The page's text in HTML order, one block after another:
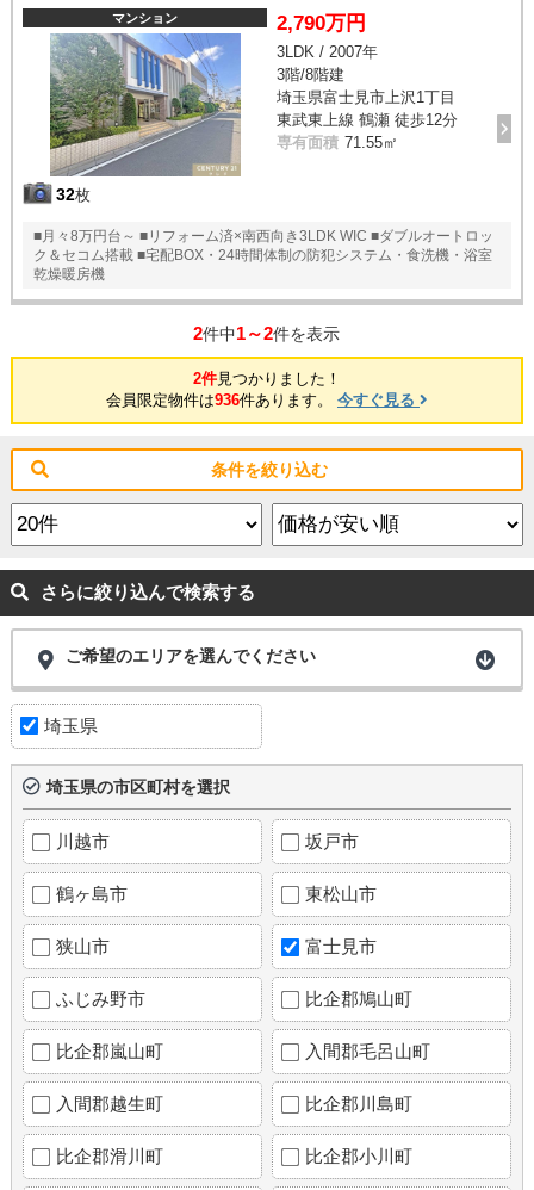
マンション
32枚
2,790万円
3LDK / 2007年
3階/8階建
埼玉県富士見市上沢1丁目
東武東上線 鶴瀬 徒歩12分
専有面積 71.55㎡
■月々8万円台～ ■リフォーム済×南西向き3LDK WIC ■ダブルオートロッ
ク＆セコム搭載 ■宅配BOX・24時間体制の防犯システム・食洗機・浴室
乾燥暖房機
2件中1～2件を表示
2件見つかりました！
会員限定物件は936件あります。 今すぐ見る
条件を絞り込む
さらに絞り込んで検索する
ご希望のエリアを選んでください
埼玉県
埼玉県の市区町村を選択
川越市 坂戸市
鶴ヶ島市 東松山市
狭山市 富士見市
ふじみ野市 比企郡鳩山町
比企郡嵐山町 入間郡毛呂山町
入間郡越生町 比企郡川島町
比企郡滑川町 比企郡小川町